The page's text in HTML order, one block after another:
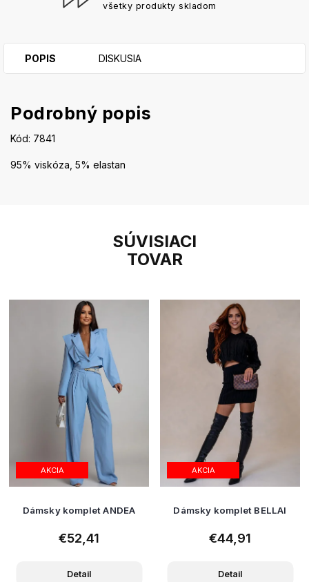
všetky produkty skladom
SÚVISIACI
TOVAR
AKCIA
Dámsky komplet ANDEA
€52,41
Detail
AKCIA
Dámsky komplet BELLAI
€44,91
Detail
POPIS DISKUSIA
Podrobný popis
Kód: 7841
95% viskóza, 5% elastan